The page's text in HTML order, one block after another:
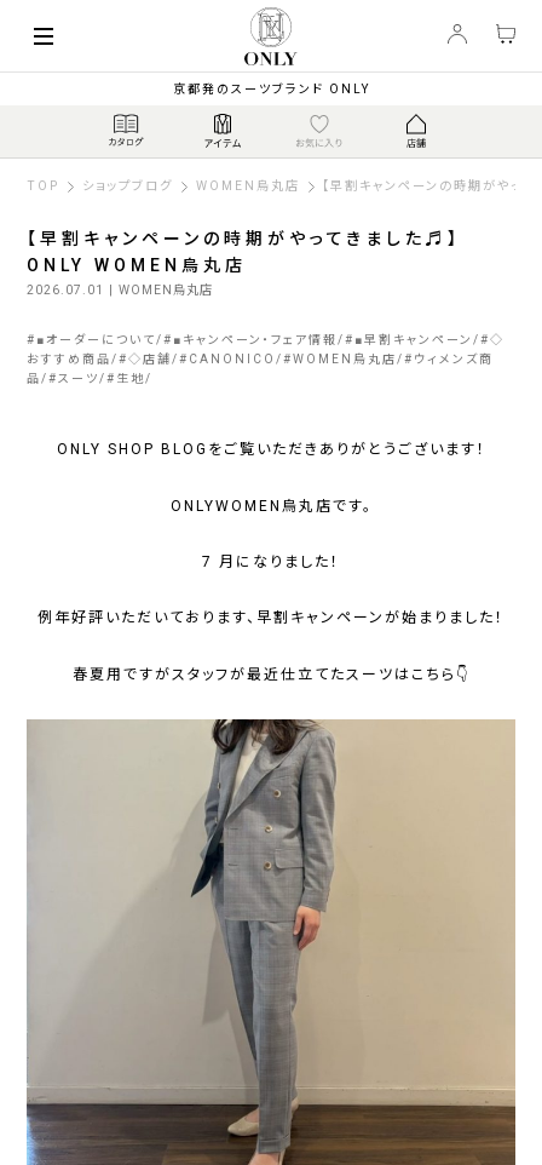
京都発のスーツブランド ONLY
TOP ショップブログ WOMEN烏丸店 【早割キャンペーンの時期がやっ
【早割キャンペーンの時期がやってきました♬】
ONLY WOMEN烏丸店
2026.07.01 | WOMEN烏丸店
# ■オーダーについて # ■キャンペーン・フェア情報 # ■早割キャンペーン #◇
おすすめ商品 #◇店舗 # CANONICO #WOMEN烏丸店 # ウィメンズ商
品 # スーツ # 生地
ONLY SHOP BLOGをご覧いただきありがとうございます！
ONLYWOMEN烏丸店です。
7 月になりました！
例年好評いただいております、早割キャンペーンが始まりました！
春夏用ですがスタッフが最近仕立てたスーツはこちら👇